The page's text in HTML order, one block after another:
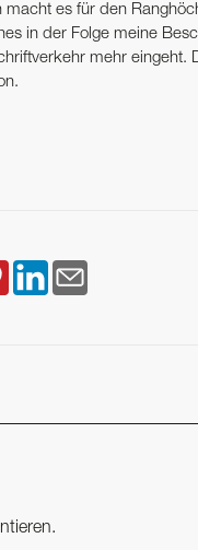
es für den
in der Folge meine
mehr eingeht.